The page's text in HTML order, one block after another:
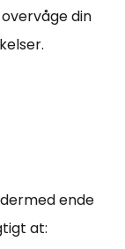
din
ende
at: